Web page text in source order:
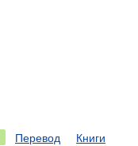
Перевод Книги